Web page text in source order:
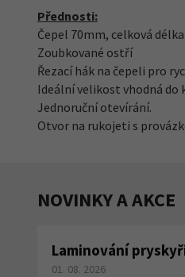
Přednosti:
Čepel 70mm, celková délka
Zoubkované ostří
Řezací hák na čepeli pro
Ideální velikost vhodná do
Jednoruční otevírání.
Otvor na rukojeti s
NOVINKY A AKCE
Laminování
01. 08. 2026